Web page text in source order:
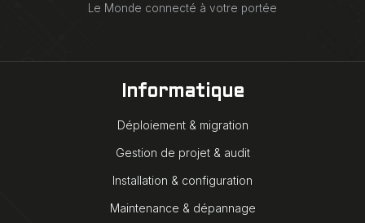
Le Monde connecté à votre portée
Informatique
Déploiement & migration
Gestion de projet & audit
Installation & configuration
Maintenance & dépannage